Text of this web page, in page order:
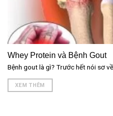
Whey Protein và Bệnh Gout
Bệnh gout là gì? Trước hết nói sơ
XEM THÊM